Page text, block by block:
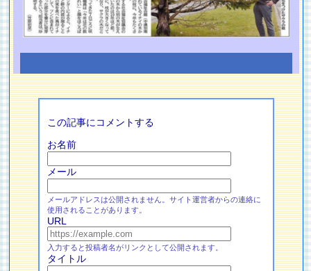
この記事にコメントする
お名前
メール
メールアドレスは公開されません。サイト運営者からの連絡に
使用されることがあります。
URL
入力すると投稿者名がリンクとして公開されます。
タイトル